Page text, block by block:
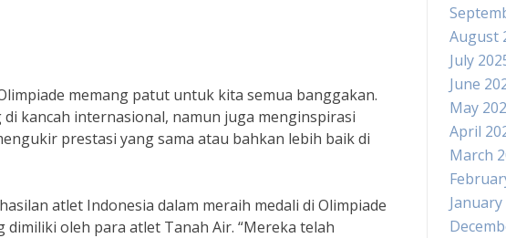
memang patut untuk kita semua banggakan.
kancah internasional, namun juga menginspirasi
prestasi yang sama atau bahkan lebih baik di
atlet Indonesia dalam meraih medali di Olimpiade
oleh para atlet Tanah Air. “Mereka telah
August
July
June
May
April
March
January